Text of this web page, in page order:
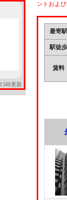
時更新
ントおよ
最寄駅
駅徒歩
賃料